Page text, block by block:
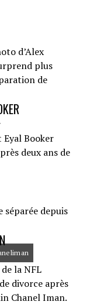
d’Alex
plus
de
Booker
deux ans de
depuis
la NFL
divorce après
Chanel Iman.